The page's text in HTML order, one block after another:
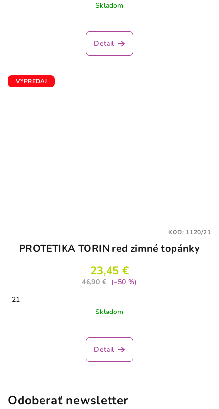
Skladom
Detail
VÝPREDAJ
PROTETIKA TORIN red zimné topánky
23,45 €
46,90 €
(–50 %)
21
Skladom
hodnotenie
produktu
hviezdičiek.
Detail
KÓD: 1120/21
Odoberať newsletter